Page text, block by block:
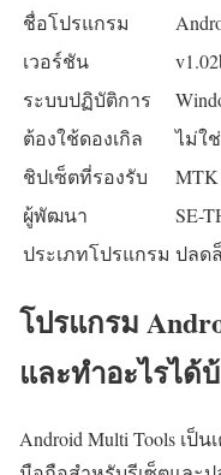
ชื่อโปรแกรม
เวอร์ชัน
ระบบปฏิบัติการ
ต้องใช้ดองเกิล
ไม่ใช่
ชิปเซ็ตที่รองรับ
MTK
ผู้พัฒนา
SE-
ประเภทโปรแกรม ปลด
โปรแกรม
และทำอะไรได้
Android Multi Tools เ